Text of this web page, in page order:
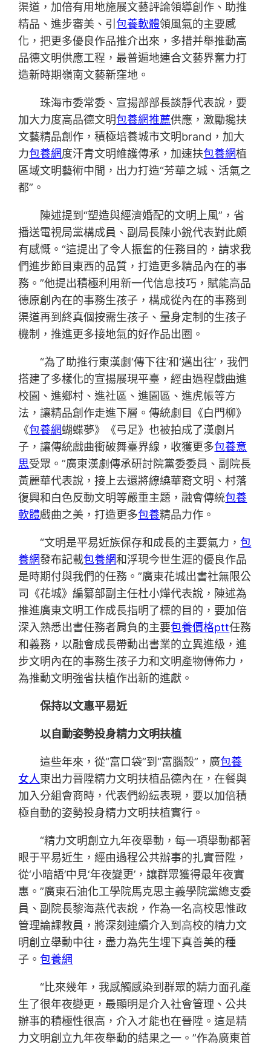
渠道，加倍有用地施展文藝評論領導創作、助推
精品、進步審美、引包養軟體領風氣的主要感
化，把更多優良作品推介出來，多措并舉推動高
品德文明供應工程，最普遍地連合文藝界奮力打
造新時期嶺南文藝新窪地。
珠海市委常委、宣揚部部長談靜代表說，要
加大力度高品德文明包養網推薦供應，激勵攙扶
文藝精品創作，積極培養城市文明brand，加大
力包養網度汗青文明維護傳承，加速扶包養網植
區域文明藝術中間，出力打造“芳華之城、活氣之
都”。
陳述提到“塑造與經濟婚配的文明上風”，省
播送電視局黨構成員、副局長陳小銳代表對此頗
有感慨。“這提出了令人振奮的任務目的，請求我
們進步節目東西的品質，打造更多精品內在的事
務。”他提出積極利用新一代信息技巧，賦能高品
德原創內在的事務生孩子，構成從內在的事務到
渠道再到終真個按需生孩子、量身定制的生孩子
機制，推進更多接地氣的好作品出圈。
“為了助推行東漢劇‘傳下往’和‘邁出往’，我們
搭建了多樣化的宣揚展現平臺，經由過程戲曲進
校園、進鄉村、進社區、進園區、進虎帳等方
法，讓精品創作走進下層。傳統劇目《白門柳》
《包養網蝴蝶夢》《弓足》也被拍成了漢劇片
子，讓傳統戲曲衝破舞臺界線，收獲更多包養意
思受眾。”廣東漢劇傳承研討院黨委委員、副院長
黃麗華代表說，接上去還將繚繞華裔文明、村落
復興和白色反動文明等嚴重主題，融會傳統包養
軟體戲曲之美，打造更多包養精品力作。
“文明是平易近族保存和成長的主要氣力，包
養網發布記載包養網和浮現今世生涯的優良作品
是時期付與我們的任務。”廣東花城出書社無限公
司《花城》編纂部副主任杜小燁代表說，陳述為
推進廣東文明工作成長指明了標的目的，要加倍
深入熟悉出書任務者肩負的主要包養價格ptt任務
和義務，以融會成長帶動出書業的立異進級，進
步文明內在的事務生孩子力和文明產物傳佈力，
為推動文明強省扶植作出新的進獻。
保持以文惠平易近
以自動姿勢投身精力文明扶植
這些年來，從“富口袋”到“富腦殼”，廣包養
女人東出力晉陞精力文明扶植品德內在，在餐與
加入分組會商時，代表們紛紜表現，要以加倍積
極自動的姿勢投身精力文明扶植實行。
“精力文明創立九年夜舉動，每一項舉動都著
眼于平易近生，經由過程公共辦事的扎實晉陞，
從‘小暗語’中見‘年夜變更’，讓群眾獲得最年夜實
惠。”廣東石油化工學院馬克思主義學院黨總支委
員、副院長黎海燕代表說，作為一名高校思惟政
管理論課教員，將深刻連續介入到高校的精力文
明創立舉動中往，盡力為先生埋下真善美的種
子。包養網
“比來幾年，我感觸感染到群眾的精力面孔產
生了很年夜變更，最顯明是介入社會管理、公共
辦事的積極性很高，介入才能也在晉陞。這是精
力文明創立九年夜舉動的結果之一。”作為廣東首